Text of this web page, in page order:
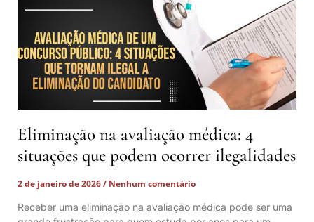
Eliminação na avaliação médica: 4
situações que podem ocorrer ilegalidades
2 de janeiro de 2026
Nenhum comentário
Receber uma eliminação na avaliação médica pode ser uma